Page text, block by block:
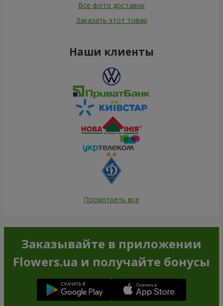
Все фото доставок
Заказать этот товар
Наши клиенты
Посмотреть все
Заказывайте в приложении
Flowers.ua и получайте бонусы